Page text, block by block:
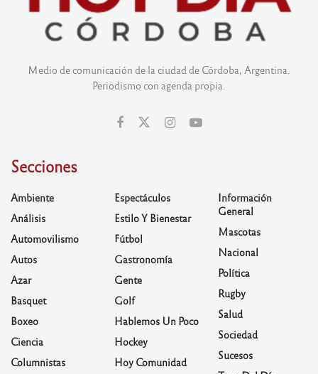
Medio de comunicación de la ciudad de Córdoba, Argentina.
Periodismo con agenda propia.
Secciones
Ambiente
Análisis
Automovilismo
Autos
Azar
Basquet
Boxeo
Ciencia
Columnistas
Espectáculos
Estilo Y Bienestar
Fútbol
Gastronomía
Gente
Golf
Hablemos Un Poco
Hockey
Hoy Comunidad
Información
General
Mascotas
Nacional
Política
Rugby
Salud
Sociedad
Sucesos